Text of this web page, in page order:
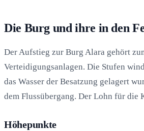
Die Burg und ihre in den
Der Aufstieg zur Burg Alara gehört
Verteidigungsanlagen. Die Stufen
das Wasser der Besatzung gelagert
dem Flussübergang. Der Lohn für die
Höhepunkte